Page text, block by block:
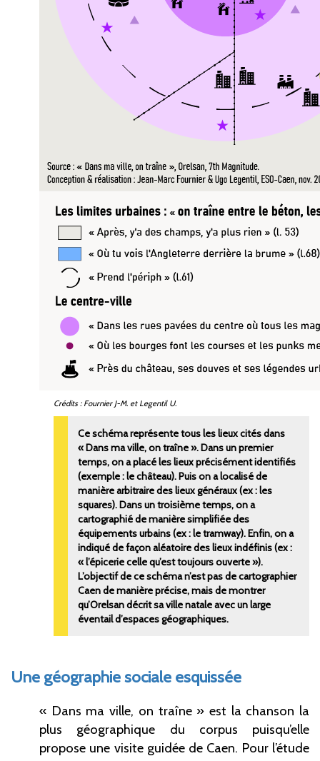
Crédits : Fournier J-M. et Legentil U.
Ce schéma représente tous les lieux cités dans
«Dans ma ville, on traîne». Dans un premier
temps, on a placé les lieux précisément identifiés
(exemple: le château). Puis on a localisé de
manière arbitraire des lieux généraux (ex: les
squares). Dans un troisième temps, on a
cartographié de manière simplifiée des
équipements urbains (ex: le tramway). Enfin, on a
indiqué de façon aléatoire des lieux indéfinis (ex:
«l’épicerie celle qu’est toujours ouverte»).
L’objectif de ce schéma n’est pas de cartographier
Caen de manière précise, mais de montrer
qu’Orelsan décrit sa ville natale avec un large
éventail d’espaces géographiques.
Une géographie sociale esquissée
« Dans ma ville, on traîne » est la chanson la
plus géographique du corpus puisqu’elle
propose une visite guidée de Caen. Pour l’étude